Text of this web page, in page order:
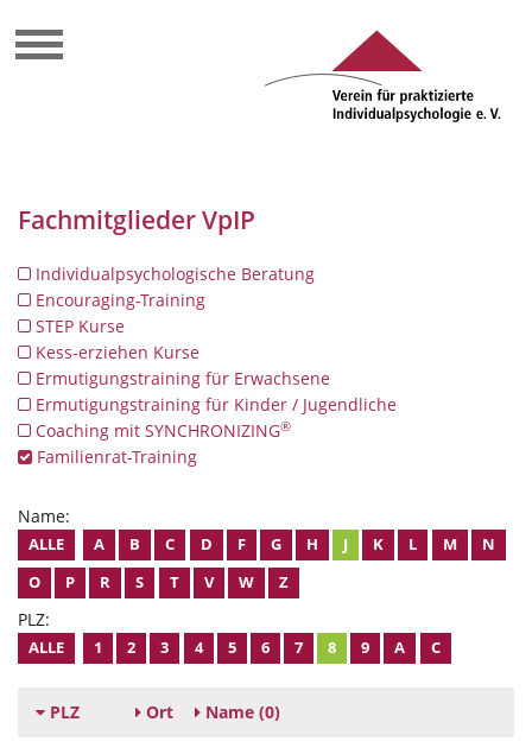
Fachmitglieder VpIP
Individualpsychologische Beratung
Encouraging-Training
STEP Kurse
Kess-erziehen Kurse
Ermutigungstraining für Erwachsene
Ermutigungstraining für Kinder / Jugendliche
Coaching mit SYNCHRONIZING®
Familienrat-Training
Name:
ALLE A B C D F G H J K L M
N
O
P R S T V W Z
PLZ:
ALLE 1 2 3 4 5 6 7 8 9 A C
PLZ Ort Name (0)